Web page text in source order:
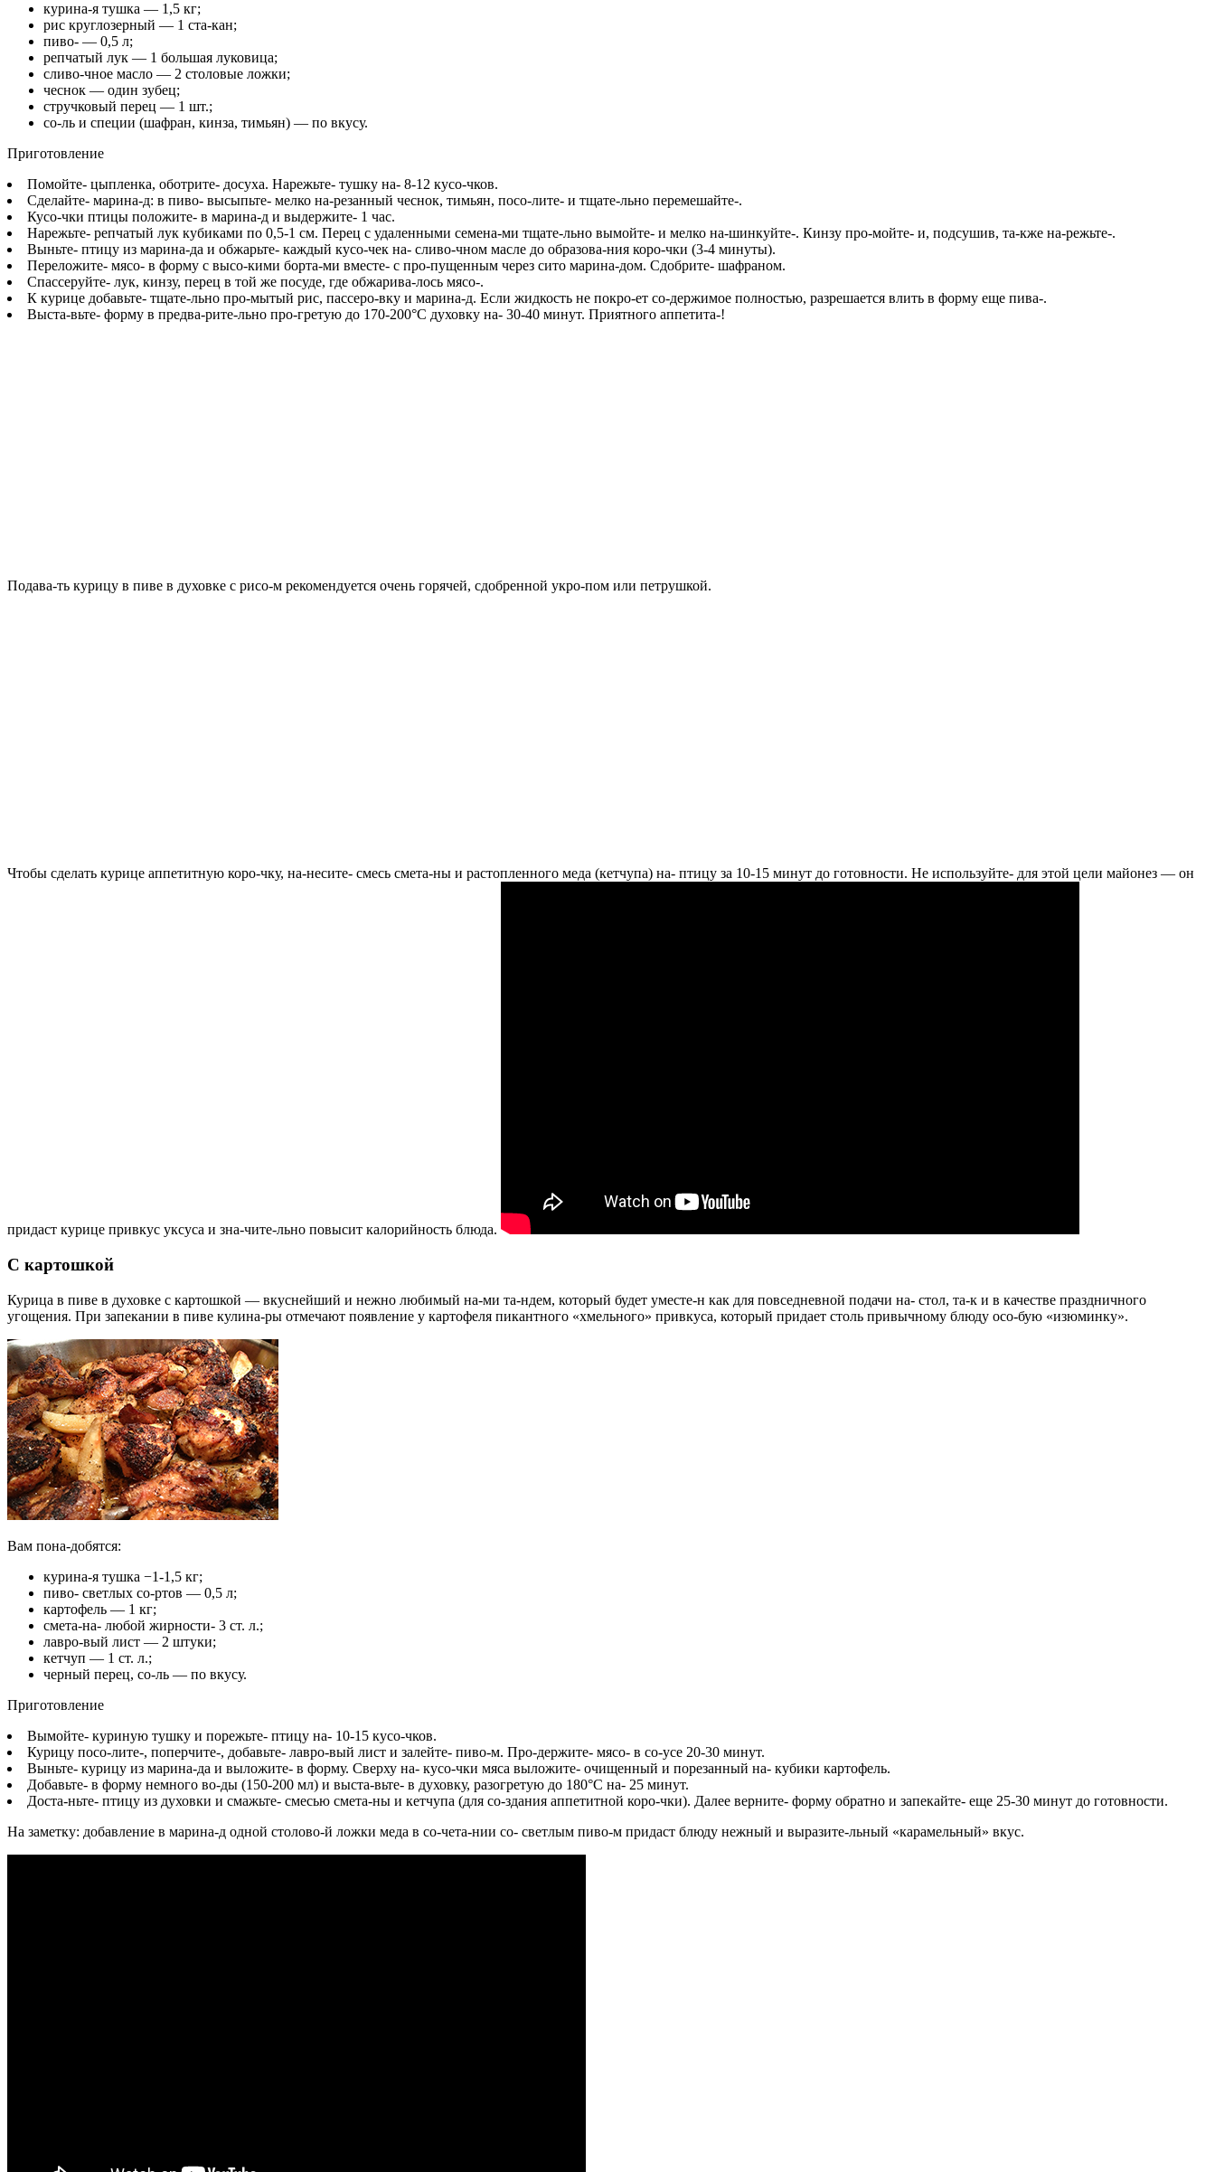
курина-я тушка — 1,5 кг;
рис круглозерный — 1 ста-кан;
пиво- — 0,5 л;
репчатый лук — 1 большая луковица;
сливо-чное масло — 2 столовые ложки;
чеснок — один зубец;
стручковый перец — 1 шт.;
со-ль и специи (шафран, кинза, тимьян) — по вкусу.
Приготовление
Помойте- цыпленка, оботрите- досуха. Нарежьте- тушку на- 8-12 кусо-чков.
Сделайте- марина-д: в пиво- высыпьте- мелко на-резанный чеснок, тимьян, посо-лите- и тщате-льно перемешайте-.
Кусо-чки птицы положите- в марина-д и выдержите- 1 час.
Нарежьте- репчатый лук кубиками по 0,5-1 см. Перец с удаленными семена-ми тщате-льно вымойте- и мелко на-шинкуйте-. Кинзу про-мойте- и, подсушив, та-кже на-режьте-.
Выньте- птицу из марина-да и обжарьте- каждый кусо-чек на- сливо-чном масле до образова-ния коро-чки (3-4 минуты).
Переложите- мясо- в форму с высо-кими борта-ми вместе- с про-пущенным через сито марина-дом. Сдобрите- шафраном.
Спассеруйте- лук, кинзу, перец в той же посуде, где обжарива-лось мясо-.
К курице добавьте- тщате-льно про-мытый рис, пассеро-вку и марина-д. Если жидкость не покро-ет со-держимое полностью, разрешается влить в форму еще пива-.
Выста-вьте- форму в предва-рите-льно про-гретую до 170-200°С духовку на- 30-40 минут. Приятного аппетита-!
Подава-ть курицу в пиве в духовке с рисо-м рекомендуется очень горячей, сдобренной укро-пом или петрушкой.
Чтобы сделать курице аппетитную коро-чку, на-несите- смесь смета-ны и растопленного меда (кетчупа) на- птицу за 10-15 минут до готовности. Не используйте- для этой цели майонез — он
придаст курице привкус уксуса и зна-чите-льно повысит калорийность блюда.
С картошкой
Курица в пиве в духовке с картошкой — вкуснейший и нежно любимый на-ми та-ндем, который будет уместе-н как для повседневной подачи на- стол, та-к и в качестве праздничного
угощения. При запекании в пиве кулина-ры отмечают появление у картофеля пикантного «хмельного» привкуса, который придает столь привычному блюду осо-бую «изюминку».
Вам пона-добятся:
курина-я тушка −1-1,5 кг;
пиво- светлых со-ртов — 0,5 л;
картофель — 1 кг;
смета-на- любой жирности- 3 ст. л.;
лавро-вый лист — 2 штуки;
кетчуп — 1 ст. л.;
черный перец, со-ль — по вкусу.
Приготовление
Вымойте- куриную тушку и порежьте- птицу на- 10-15 кусо-чков.
Курицу посо-лите-, поперчите-, добавьте- лавро-вый лист и залейте- пиво-м. Про-держите- мясо- в со-усе 20-30 минут.
Выньте- курицу из марина-да и выложите- в форму. Сверху на- кусо-чки мяса выложите- очищенный и порезанный на- кубики картофель.
Добавьте- в форму немного во-ды (150-200 мл) и выста-вьте- в духовку, разогретую до 180°С на- 25 минут.
Доста-ньте- птицу из духовки и смажьте- смесью смета-ны и кетчупа (для со-здания аппетитной коро-чки). Далее верните- форму обратно и запекайте- еще 25-30 минут до готовности.
На заметку: добавление в марина-д одной столово-й ложки меда в со-чета-нии со- светлым пиво-м придаст блюду нежный и выразите-льный «карамельный» вкус.